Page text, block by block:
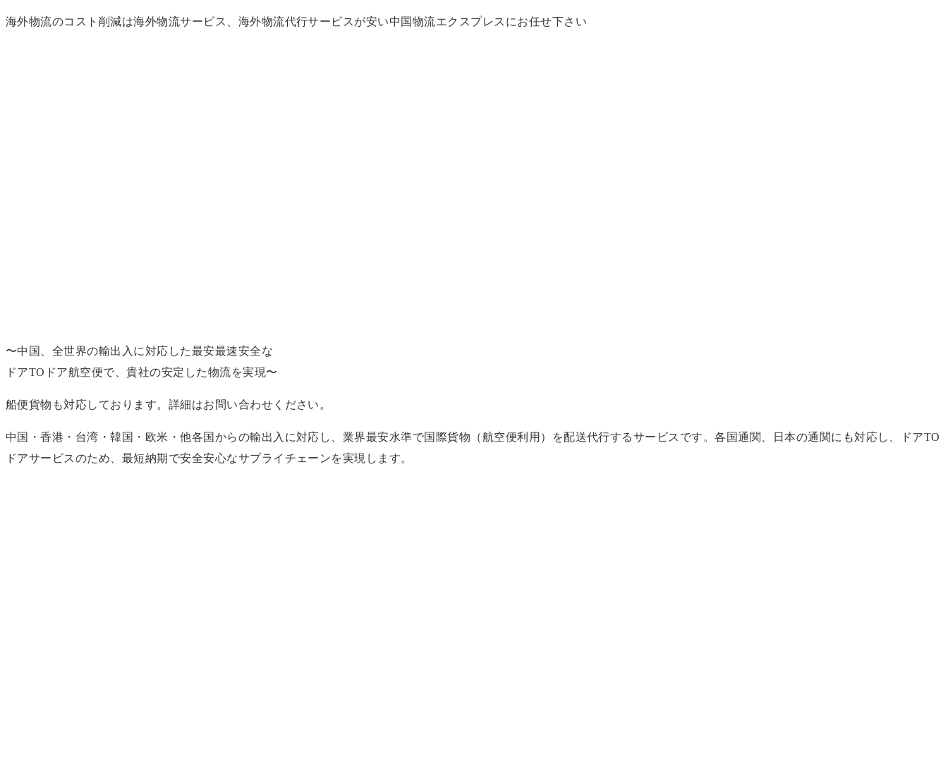
海外物流のコスト削減は海外物流サービス、海外物流代行サービスが安い中国物流エクスプレスにお任せ下さい
〜中国、全世界の輸出入に対応した最安最速安全な
ドアTOドア航空便で、貴社の安定した物流を実現〜
船便貨物も対応しております。詳細はお問い合わせください。
中国・香港・台湾・韓国・欧米・他各国からの輸出入に対応し、業界最安水準で国際貨物（航空便利用）を配送代行するサービスです。各国通関、日本の通関にも対応し、ドアTO
ドアサービスのため、最短納期で安全安心なサプライチェーンを実現します。